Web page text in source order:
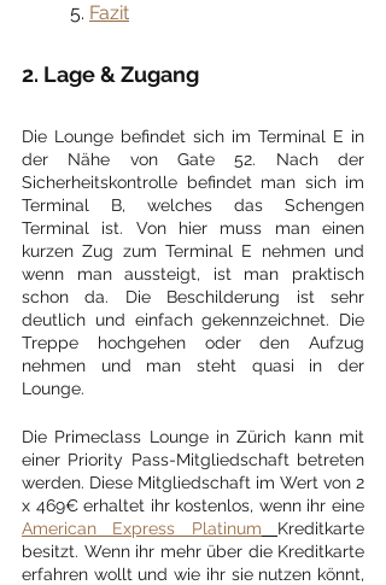
	5.
Fazit
2. Lage & Zugang
Die Lounge befindet sich im Terminal E in
der Nähe von Gate 52. Nach der
Sicherheitskontrolle befindet man sich im
Terminal B, welches das Schengen
Terminal ist. Von hier muss man einen
kurzen Zug zum Terminal E nehmen und
wenn man aussteigt, ist man praktisch
schon da. Die Beschilderung ist sehr
deutlich und einfach gekennzeichnet. Die
Treppe hochgehen oder den Aufzug
nehmen und man steht quasi in der
Lounge.
Die Primeclass Lounge in Zürich kann mit
einer Priority Pass-Mitgliedschaft betreten
werden. Diese Mitgliedschaft im Wert von 2
American Express Platinum
Kreditkarte
besitzt. Wenn ihr mehr über die Kreditkarte
erfahren wollt und wie ihr sie nutzen könnt,